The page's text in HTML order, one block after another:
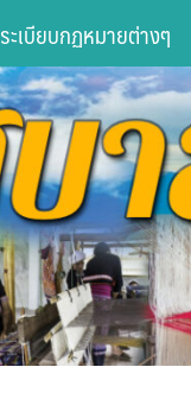
ระเบียบกฏหมายต่างๆ